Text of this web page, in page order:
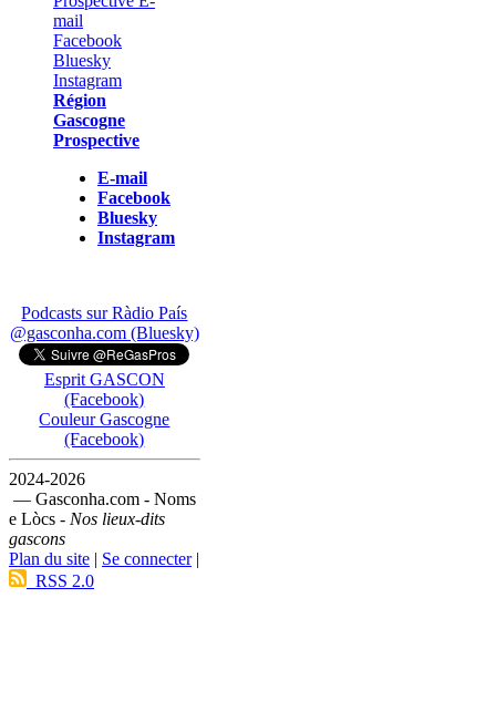
Région
Gascogne
Prospective
E-mail
Facebook
Bluesky
Instagram
Podcasts sur Ràdio País
@gasconha.com (Bluesky)
Esprit GASCON
(Facebook)
Couleur Gascogne
(Facebook)
2024-2026
— Gasconha.com - Noms
e Lòcs - Nos lieux-dits
gascons
Plan du site | Se connecter|
RSS 2.0